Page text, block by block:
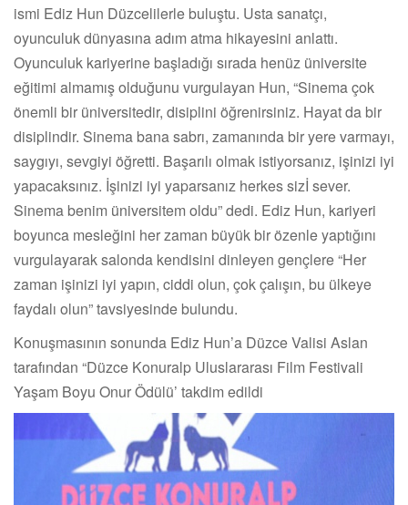
ismi Ediz Hun Düzcelilerle buluştu. Usta sanatçı,
oyunculuk dünyasına adım atma hikayesini anlattı.
Oyunculuk kariyerine başladığı sırada henüz üniversite
eğitimi almamış olduğunu vurgulayan Hun, “Sinema çok
önemli bir üniversitedir, disiplini öğrenirsiniz. Hayat da bir
disiplindir. Sinema bana sabrı, zamanında bir yere varmayı,
saygıyı, sevgiyi öğretti. Başarılı olmak istiyorsanız, işinizi iyi
yapacaksınız. İşinizi iyi yaparsanız herkes sizİ sever.
Sinema benim üniversitem oldu” dedi. Ediz Hun, kariyeri
boyunca mesleğini her zaman büyük bir özenle yaptığını
vurgulayarak salonda kendisini dinleyen gençlere “Her
zaman işinizi iyi yapın, ciddi olun, çok çalışın, bu ülkeye
faydalı olun” tavsiyesinde bulundu.
Konuşmasının sonunda Ediz Hun’a Düzce Valisi Aslan
tarafından “Düzce Konuralp Uluslararası Film Festivali
Yaşam Boyu Onur Ödülü’ takdim edildi